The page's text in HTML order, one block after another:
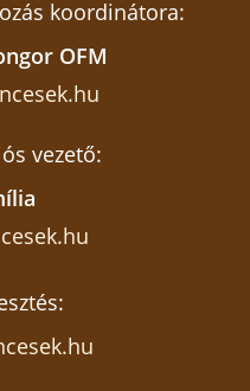
koordinátora:
OFM
vezető: